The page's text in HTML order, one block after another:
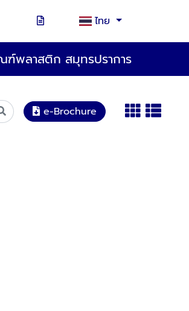
ไทย
ฑ์พลาสติก สมุทรปราการ
e-Brochure